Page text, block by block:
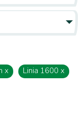
x Linia 1600 x